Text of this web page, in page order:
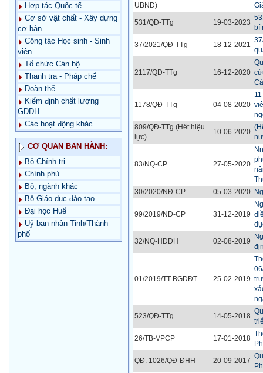
Hợp tác Quốc tế
Cơ sở vật chất - Xây dựng
cơ bản
Công tác Học sinh - Sinh
viên
Tổ chức Cán bộ
Thanh tra - Pháp chế
Đoàn thể
Kiểm định chất lượng
GDĐH
Các hoạt động khác
CƠ QUAN BAN HÀNH:
Bộ Chính trị
Chính phủ
Bộ, ngành khác
Bộ Giáo dục-đào tạo
Đại học Huế
Uỷ ban nhân Tỉnh/Thành
phố
UBND)
531/QĐ-TTg 19-03-2023
bí
37/2021/QĐ-TTg 18-12-2021
2117/QĐ-TTg 16-12-2020
1178/QĐ-TTg 04-08-2020
809/QĐ-TTg (Hêt hiệu
lực)
10-06-2020
83/NQ-CP 27-05-2020
30/2020/NĐ-CP
05-03-2020
99/2019/NĐ-CP 31-12-2019
32/NQ-HĐĐH 02-08-2019
01/2019/TT-BGDĐT 25-02-2019
523/QĐ-TTg 14-05-2018
26/TB-VPCP 17-01-2018
QĐ: 1026/QĐ-ĐHH 20-09-2017